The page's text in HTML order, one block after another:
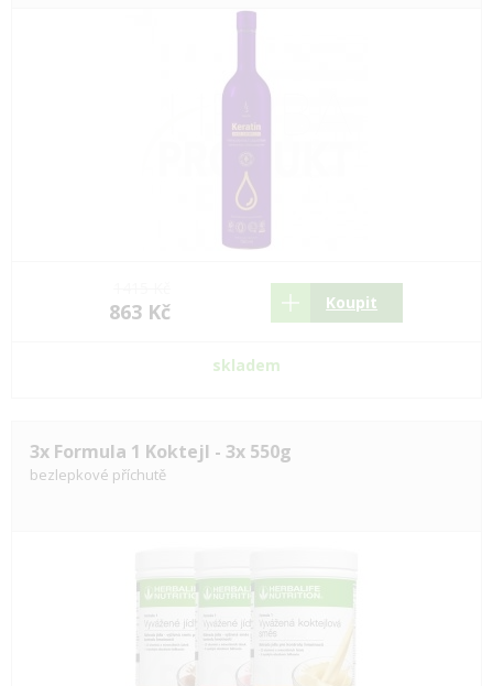
863 Kč Koupit
skladem
3x Formula 1 Koktejl - 3x 550g
bezlepkové příchutě